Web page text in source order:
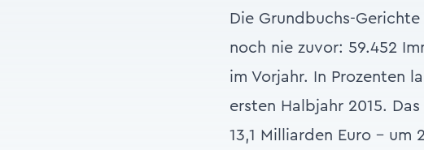
Die Grundbuchs-
noch nie zuvor: 59.452
im Vorjahr. In Prozenten
ersten Halbjahr 2015.
13,1 Milliarden Euro –